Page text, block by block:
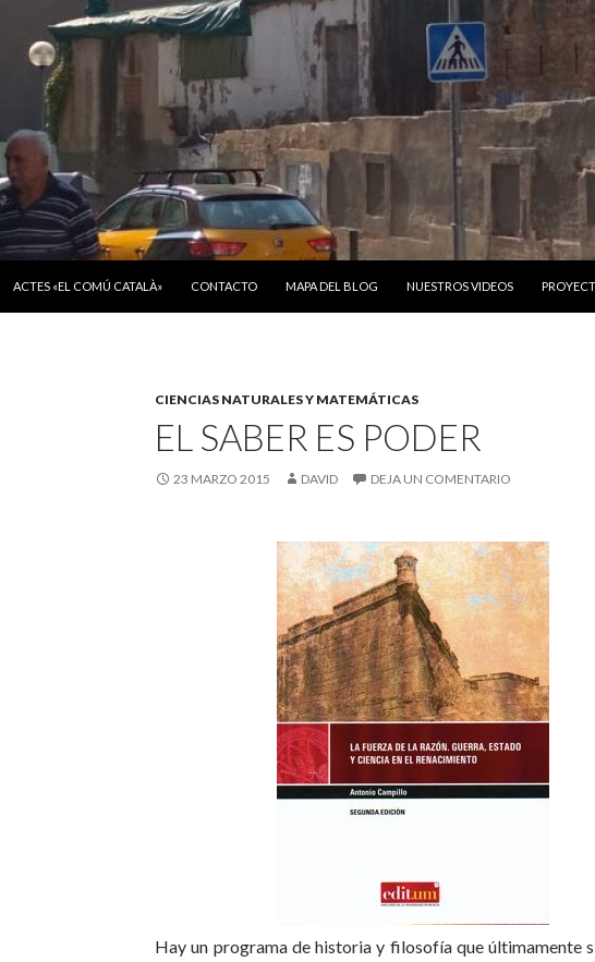
ACTES «EL COMÚ CATALÀ»
CONTACTO MAPA DEL BLOG NUESTROS VIDEOS
CIENCIAS NATURALES Y MATEMÁTICAS
EL SABER ES PODER
23 MARZO 2015 DAVID DEJA UN COMENTARIO
Hay un programa de historia y filosofía que últimamente